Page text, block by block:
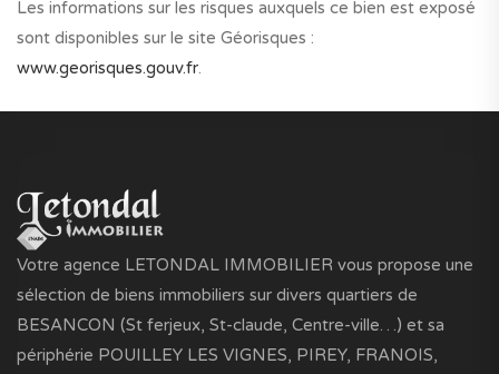
Les informations sur les risques auxquels ce bien est exposé
sont disponibles sur le site Géorisques :
www.georisques.gouv.fr.
Votre agence LETONDAL IMMOBILIER vous propose une
sélection de biens immobiliers sur divers quartiers de
BESANCON (St ferjeux, St-claude, Centre-ville…) et sa
périphérie POUILLEY LES VIGNES, PIREY, FRANOIS,